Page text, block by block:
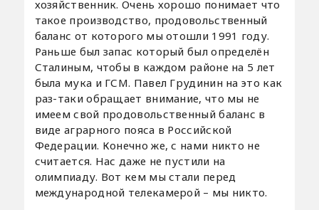
хозяйственник. Очень хорошо понимает что
такое производство, продовольственный
баланс от которого мы отошли 1991 году.
Раньше был запас который был определён
Сталиным, чтобы в каждом районе на 5 лет
была мука и ГСМ. Павел Грудинин на это как
раз-таки обращает внимание, что мы не
имеем свой продовольственный баланс в
виде аграрного пояса в Российской
Федерации. Конечно же, с нами никто не
считается. Нас даже не пустили на
олимпиаду. Вот кем мы стали перед
международной телекамерой – мы никто.